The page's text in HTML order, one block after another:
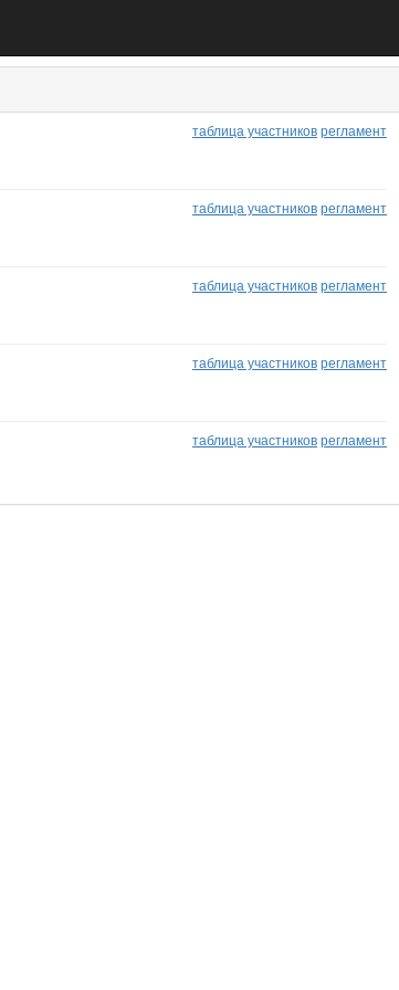
таблица участниковрегламент
таблица участниковрегламент
таблица участниковрегламент
таблица участниковрегламент
таблица участниковрегламент